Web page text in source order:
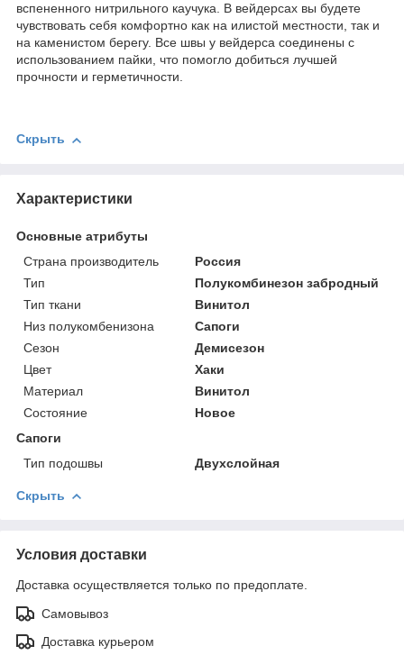
вспененного нитрильного каучука. В вейдерсах вы будете
чувствовать себя комфортно как на илистой местности, так и
на каменистом берегу. Все швы у вейдерса соединены с
использованием пайки, что помогло добиться лучшей
прочности и герметичности.
Скрыть
Характеристики
Основные атрибуты
Страна производитель
Россия
Тип
Полукомбинезон забродный
Тип ткани
Винитол
Низ полукомбенизона
Сапоги
Сезон
Демисезон
Цвет
Хаки
Материал
Винитол
Состояние
Новое
Сапоги
Тип подошвы
Двухслойная
Скрыть
Условия доставки
Доставка осуществляется только по предоплате.
Самовывоз
Доставка курьером